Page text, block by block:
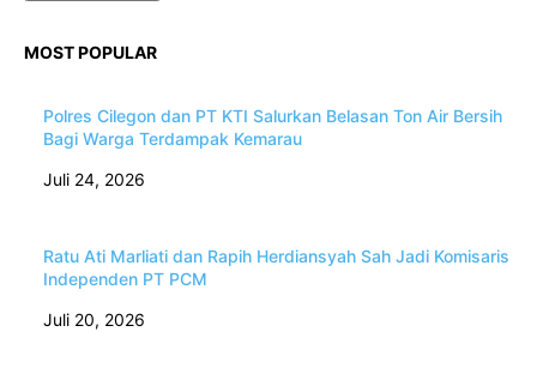
MOST POPULAR
Polres Cilegon dan PT KTI Salurkan Belasan Ton Air Bersih
Bagi Warga Terdampak Kemarau
Juli 24, 2026
Ratu Ati Marliati dan Rapih Herdiansyah Sah Jadi Komisaris
Independen PT PCM
Juli 20, 2026